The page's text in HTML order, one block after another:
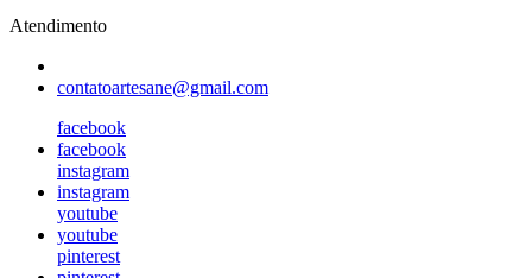
Atendimento
contatoartesane@gmail.com
facebook
facebook
instagram
instagram
youtube
youtube
pinterest